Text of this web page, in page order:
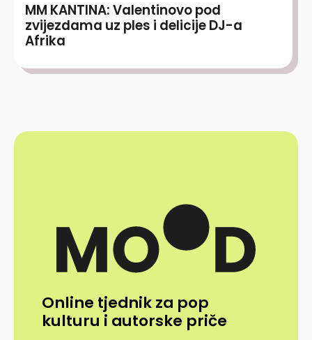
MM KANTINA: Valentinovo pod
zvijezdama uz ples i delicije DJ-a
Afrika
Online tjednik za pop
kulturu i autorske priče